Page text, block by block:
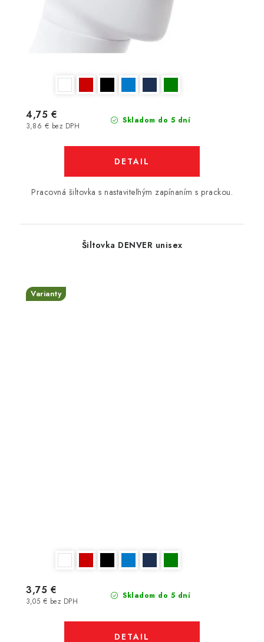
Skladom do 5 dní
3,86 € bez DPH
4,75 €
DETAIL
Pracovná šiltovka s nastaviteľným zapínaním s prackou.
Šiltovka DENVER unisex
Varianty
Skladom do 5 dní
3,05 € bez DPH
3,75 €
DETAIL